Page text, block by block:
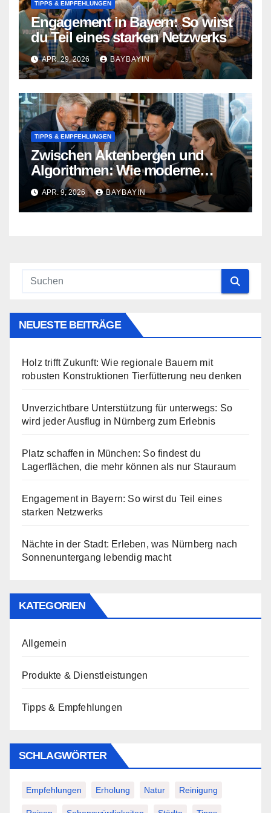
TIPPS & EMPFEHLUNGEN
Engagement in Bayern: So wirst
du Teil eines starken Netzwerks
APR. 29, 2026 BAYBAYIN
TIPPS & EMPFEHLUNGEN
Zwischen Aktenbergen und
Algorithmen: Wie moderne
Kanzleien ihre Prozesse neu
definieren
APR. 9, 2026 BAYBAYIN
NEUESTE BEITRÄGE
Holz trifft Zukunft: Wie regionale Bauern mit
robusten Konstruktionen Tierfütterung neu denken
Unverzichtbare Unterstützung für unterwegs: So
wird jeder Ausflug in Nürnberg zum Erlebnis
Platz schaffen in München: So findest du
Lagerflächen, die mehr können als nur Stauraum
Engagement in Bayern: So wirst du Teil eines
starken Netzwerks
Nächte in der Stadt: Erleben, was Nürnberg nach
Sonnenuntergang lebendig macht
KATEGORIEN
Allgemein
Produkte & Dienstleistungen
Tipps & Empfehlungen
SCHLAGWÖRTER
Empfehlungen Erholung Natur Reinigung